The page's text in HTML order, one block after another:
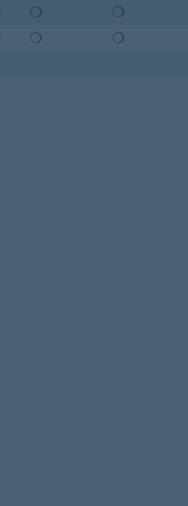
❍ ❍
❍ ❍